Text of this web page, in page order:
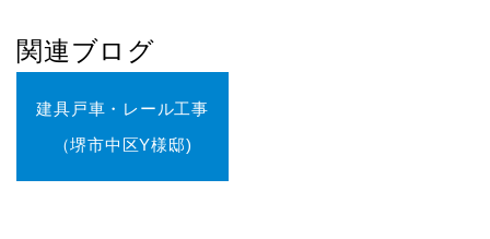
関連ブログ
建具戸車・レール工事
（堺市中区Y様邸)